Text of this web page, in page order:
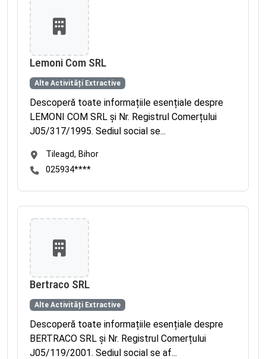
Lemoni Com SRL
Alte Activități Extractive
Descoperă toate informațiile esențiale despre
LEMONI COM SRL și Nr. Registrul Comerțului
J05/317/1995. Sediul social se...
Tileagd, Bihor
025934****
Bertraco SRL
Alte Activități Extractive
Descoperă toate informațiile esențiale despre
BERTRACO SRL și Nr. Registrul Comerțului
J05/119/2001. Sediul social se af...